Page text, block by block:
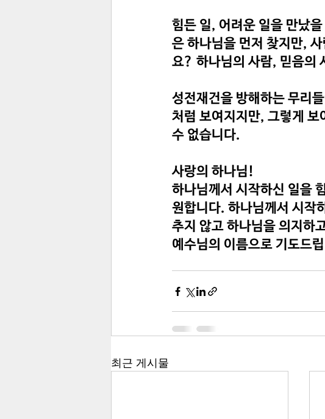
힘든 일, 어려운 일을 만났
은 하나님을 먼저 찾지만,
요? 하나님의 사람, 믿음의
성전재건을 방해하는 무리
처럼 보여지지만, 그렇게
수 없습니다.
사랑의 하나님!
하나님께서 시작하신 일을
원합니다. 하나님께서 시작
추지 않고 하나님을 의지하
예수님의 이름으로 기도드
최근 게시물